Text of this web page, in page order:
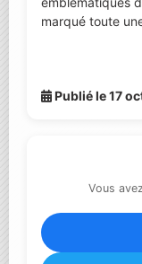
marqué toute
Publié le 17
Vous